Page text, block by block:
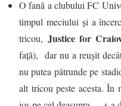
O fană a clubului FC
timpul meciului și a
tricou, Justice for
față), dar nu a reușit
nu putea pătrunde pe
alt tricou peste acesta. În